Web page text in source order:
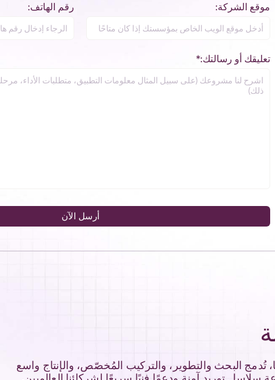
موقع الشركة: رقم الهاتف:
تعليقك أو رسالتك:*
أرسل الآن
الصين وأوروبا، تُدمج البحث والتطوير، والتركيب المُخصّص، والإنتاج واسع